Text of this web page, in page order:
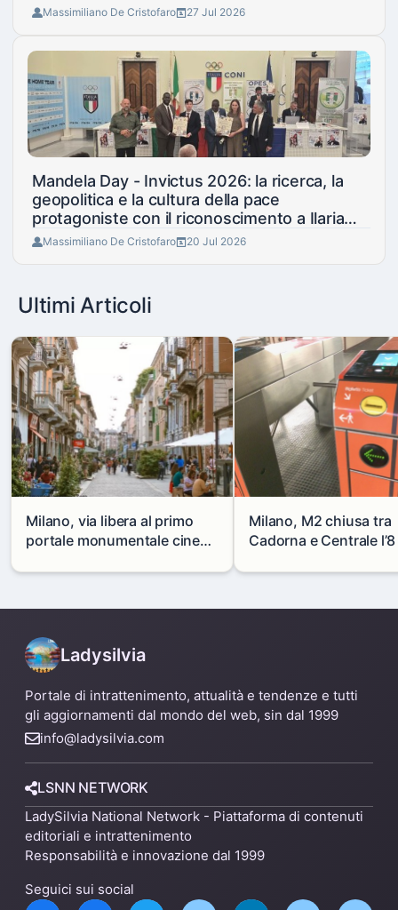
Massimiliano De Cristofaro 27 Jul 2026
Mandela Day - Invictus 2026: la ricerca, la
geopolitica e la cultura della pace
protagoniste con il riconoscimento a Ilaria
Zavaresco e Marco Panfili
Massimiliano De Cristofaro 20 Jul 2026
Ultimi Articoli
Milano, via libera al primo
portale monumentale cinese
Milano, M2 chiusa tra
Cadorna e Centrale
alternative
Ladysilvia
Portale di intrattenimento, attualità e tendenze e tutti
gli aggiornamenti dal mondo del web, sin dal 1999
info@ladysilvia.com
LSNN NETWORK
LadySilvia National Network - Piattaforma di contenuti
editoriali e intrattenimento
Responsabilità e innovazione dal 1999
Seguici sui social